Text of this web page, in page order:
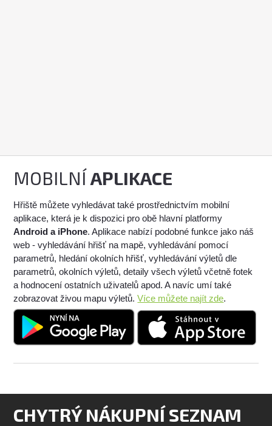
MOBILNÍAPLIKACE
Hřiště můžete vyhledávat také prostřednictvím mobilní
aplikace, která je k dispozici pro obě hlavní platformy
Android a iPhone. Aplikace nabízí podobné funkce jako náš
web - vyhledávání hřišť na mapě, vyhledávání pomocí
parametrů, hledání okolních hřišť, vyhledávání výletů dle
parametrů, okolních výletů, detaily všech výletů včetně fotek
a hodnocení ostatních uživatelů apod. A navíc umí také
zobrazovat živou mapu výletů.Více můžete najít zde.
CHYTRÝ NÁKUPNÍ SEZNAM